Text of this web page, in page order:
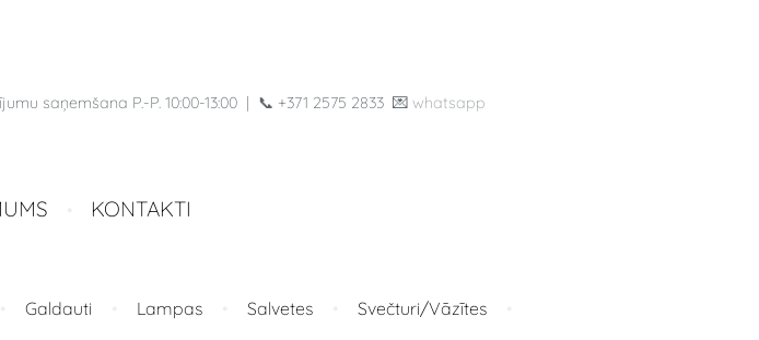
saņemšana P.-P. 10:00-13:00 | 📞 +371 2575 2833 💌 whatsapp
KONTAKTI
Galdauti Lampas Salvetes
Svečturi/Vāzītes